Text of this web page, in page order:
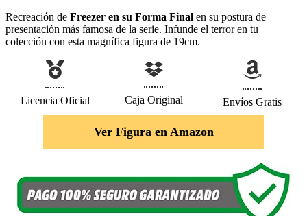
Recreación de Freezer en su Forma Final en su postura de
presentación más famosa de la serie. Infunde el terror en tu
colección con esta magnífica figura de 19cm.
Licencia Oficial Caja Original Envíos Gratis
Ver Figura en Amazon